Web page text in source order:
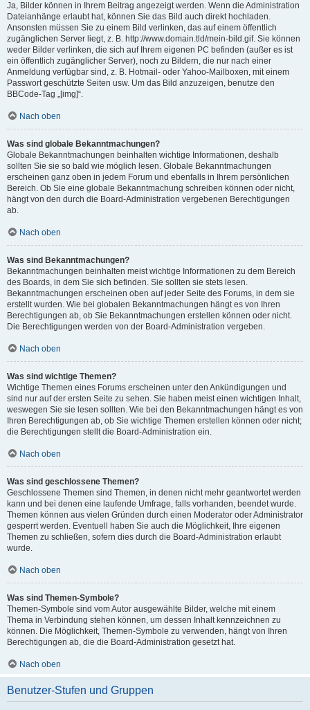
Ja, Bilder können in Ihrem Beitrag angezeigt werden. Wenn die Administration
Dateianhänge erlaubt hat, können Sie das Bild auch direkt hochladen.
Ansonsten müssen Sie zu einem Bild verlinken, das auf einem öffentlich
zugänglichen Server liegt, z. B. http://www.domain.tld/mein-bild.gif. Sie können
weder Bilder verlinken, die sich auf Ihrem eigenen PC befinden (außer es ist
ein öffentlich zugänglicher Server), noch zu Bildern, die nur nach einer
Anmeldung verfügbar sind, z. B. Hotmail- oder Yahoo-Mailboxen, mit einem
Passwort geschützte Seiten usw. Um das Bild anzuzeigen, benutze den
BBCode-Tag „[img]“.
Nach oben
Was sind globale Bekanntmachungen?
Globale Bekanntmachungen beinhalten wichtige Informationen, deshalb
sollten Sie sie so bald wie möglich lesen. Globale Bekanntmachungen
erscheinen ganz oben in jedem Forum und ebenfalls in Ihrem persönlichen
Bereich. Ob Sie eine globale Bekanntmachung schreiben können oder nicht,
hängt von den durch die Board-Administration vergebenen Berechtigungen
ab.
Nach oben
Was sind Bekanntmachungen?
Bekanntmachungen beinhalten meist wichtige Informationen zu dem Bereich
des Boards, in dem Sie sich befinden. Sie sollten sie stets lesen.
Bekanntmachungen erscheinen oben auf jeder Seite des Forums, in dem sie
erstellt wurden. Wie bei globalen Bekanntmachungen hängt es von Ihren
Berechtigungen ab, ob Sie Bekanntmachungen erstellen können oder nicht.
Die Berechtigungen werden von der Board-Administration vergeben.
Nach oben
Was sind wichtige Themen?
Wichtige Themen eines Forums erscheinen unter den Ankündigungen und
sind nur auf der ersten Seite zu sehen. Sie haben meist einen wichtigen Inhalt,
weswegen Sie sie lesen sollten. Wie bei den Bekanntmachungen hängt es von
Ihren Berechtigungen ab, ob Sie wichtige Themen erstellen können oder nicht;
die Berechtigungen stellt die Board-Administration ein.
Nach oben
Was sind geschlossene Themen?
Geschlossene Themen sind Themen, in denen nicht mehr geantwortet werden
kann und bei denen eine laufende Umfrage, falls vorhanden, beendet wurde.
Themen können aus vielen Gründen durch einen Moderator oder Administrator
gesperrt werden. Eventuell haben Sie auch die Möglichkeit, Ihre eigenen
Themen zu schließen, sofern dies durch die Board-Administration erlaubt
wurde.
Nach oben
Was sind Themen-Symbole?
Themen-Symbole sind vom Autor ausgewählte Bilder, welche mit einem
Thema in Verbindung stehen können, um dessen Inhalt kennzeichnen zu
können. Die Möglichkeit, Themen-Symbole zu verwenden, hängt von Ihren
Berechtigungen ab, die die Board-Administration gesetzt hat.
Nach oben
Benutzer-Stufen und Gruppen